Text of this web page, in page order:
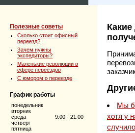
Полезные советы
Сколько стоит офисный
переезд?
Зачем нужны
экспедиторы?
Маленькие революции в
сфере переездов
C юмором о переезде
График работы
понедельник
вторник
среда
четверг
пятница
9:00 - 21:00
Мы
хотя у